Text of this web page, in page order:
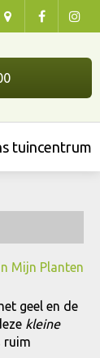
tuincentrum
Mijn Planten
geel en de
kleine
ruim